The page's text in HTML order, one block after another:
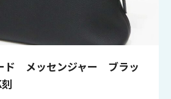
ド メッセンジャー ブラッ